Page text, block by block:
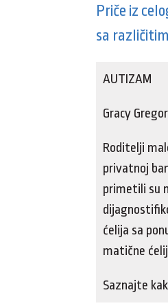
Priče iz
sa
AUTIZAM
Gracy
Roditelji
privatnoj
primetili su
ćelija sa
matične
Saznajte